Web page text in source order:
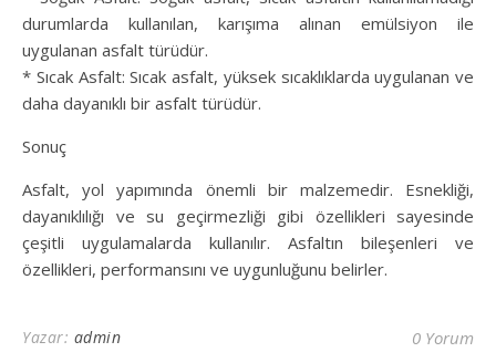
durumlarda kullanılan, karışıma alınan emülsiyon ile
uygulanan asfalt türüdür.
* Sıcak Asfalt: Sıcak asfalt, yüksek sıcaklıklarda uygulanan ve
daha dayanıklı bir asfalt türüdür.
Sonuç
Asfalt, yol yapımında önemli bir malzemedir. Esnekliği,
dayanıklılığı ve su geçirmezliği gibi özellikleri sayesinde
çeşitli uygulamalarda kullanılır. Asfaltın bileşenleri ve
özellikleri, performansını ve uygunluğunu belirler.
Yazar: admin 0 Yorum